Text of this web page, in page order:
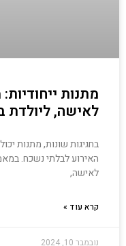
מתנות
לאישה, ליולדת
בחגיגות שונות, מתנות
האירוע לבלתי נשכח.
לאישה,
קרא עוד »
נובמבר 10, 2024